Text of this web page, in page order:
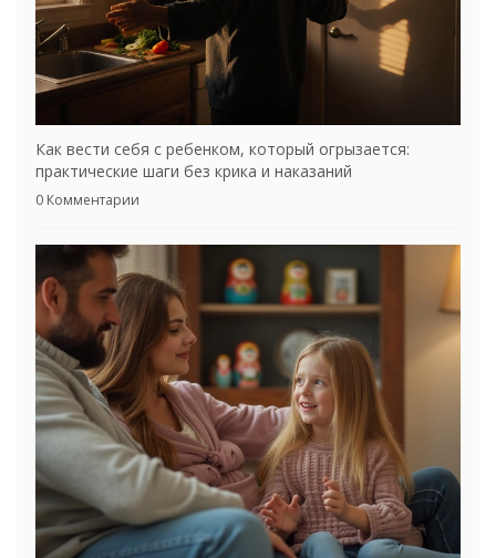
Как вести себя с ребенком, который огрызается:
практические шаги без крика и наказаний
0 Комментарии